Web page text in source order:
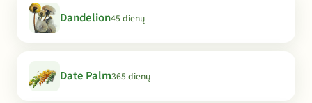
Dandelion45 dienų
Date Palm365 dienų